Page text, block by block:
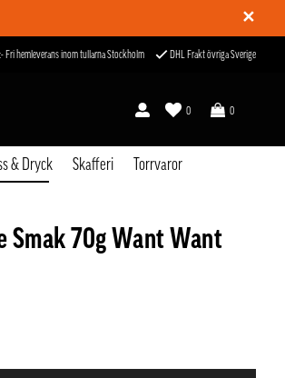
✕
Fri hemleverans inom tullarna Stockholm DHL Frakt övriga Sverige
0
0
& Dryck Skafferi Torrvaror
Smak 70g Want Want